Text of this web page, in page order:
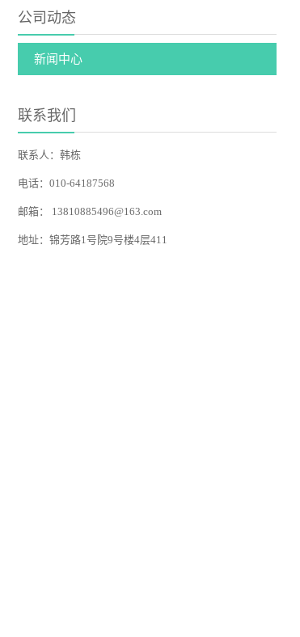
公司动态
新闻中心
联系我们
联系人：韩栋
电话：010-64187568
邮箱： 13810885496@163.com
地址：锦芳路1号院9号楼4层411